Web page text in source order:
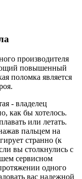
производителя
повышенный
поломка является
- владелец
как бы хотелось.
или летать.
пальцем на
странно (к
вы столкнулись с
сервисном
одного
вас надежной